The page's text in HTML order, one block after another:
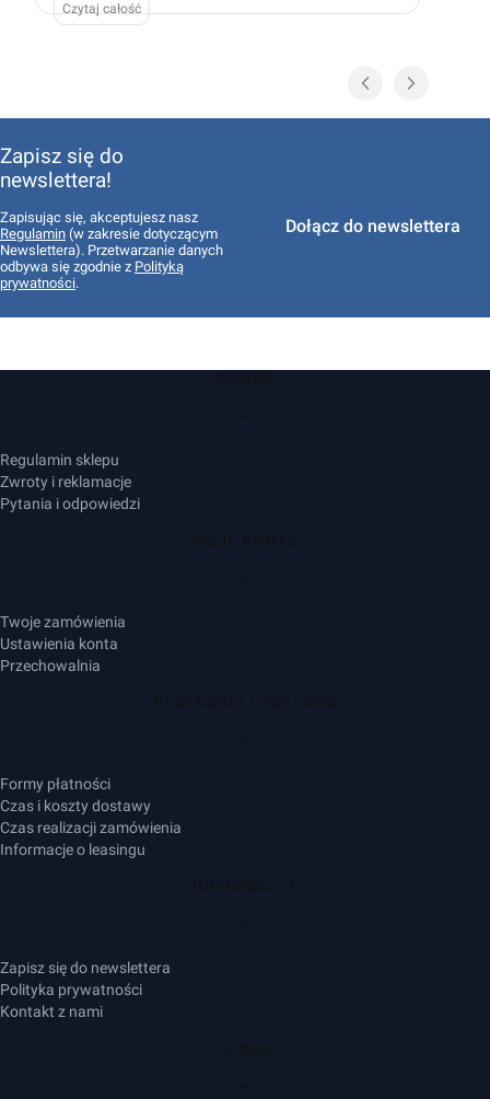
Czytaj całość
Zapisz się do
newslettera!
Zapisując się, akceptujesz nasz
Regulamin (w zakresie dotyczącym
Newslettera). Przetwarzanie danych
odbywa się zgodnie z Polityką
prywatności.
Dołącz do newslettera
Regulamin sklepu
Zwroty i reklamacje
Pytania i odpowiedzi
Twoje zamówienia
Ustawienia konta
Przechowalnia
Formy płatności
Czas i koszty dostawy
Czas realizacji zamówienia
Informacje o leasingu
Zapisz się do newslettera
Polityka prywatności
Kontakt z nami